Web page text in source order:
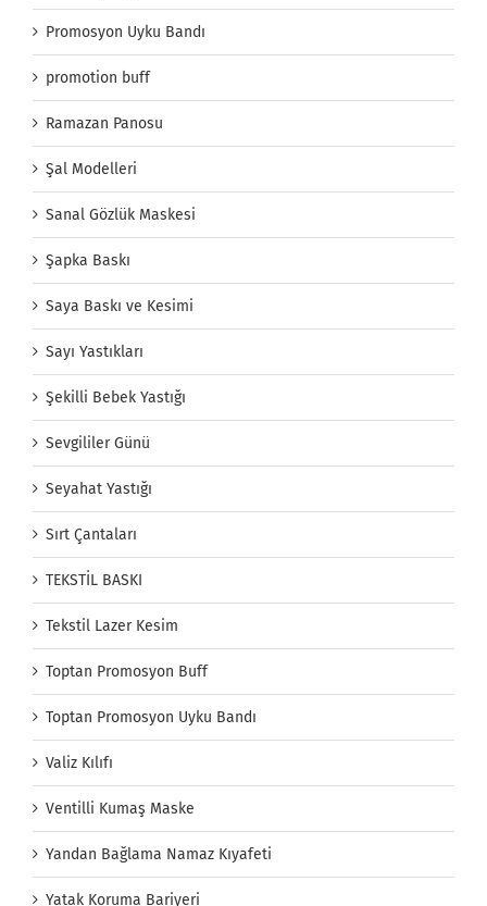
Promosyon Uyku Bandı
promotion buff
Ramazan Panosu
Şal Modelleri
Sanal Gözlük Maskesi
Şapka Baskı
Saya Baskı ve Kesimi
Sayı Yastıkları
Şekilli Bebek Yastığı
Sevgililer Günü
Seyahat Yastığı
Sırt Çantaları
TEKSTİL BASKI
Tekstil Lazer Kesim
Toptan Promosyon Buff
Toptan Promosyon Uyku Bandı
Valiz Kılıfı
Ventilli Kumaş Maske
Yandan Bağlama Namaz Kıyafeti
Yatak Koruma Bariyeri